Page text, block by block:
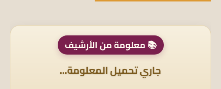
📚 معلومة من الأرشيف
جاري تحميل المعلومة...